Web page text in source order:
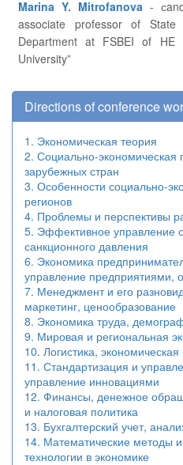
Marina Y. Mitrofanova
associate professor of State
Department at FSBEI of HE
University”
Directions of conference
1. Экономическая теория
2. Социально-экономическая
зарубежных стран
3. Особенности социально-
регионов
4. Проблемы и перспективы
5. Эффективное управление
санкционного давления
6. Экономика
управление предприятиями,
7. Менеджмент и его
маркетинг, ценообразование
8. Экономика труда,
9. Мировая и региональная
10. Логистика, экономическая
11. Стандартизация и
управление инновациями
12. Финансы, денежное
и налоговая политика
13. Бухгалтерский учет,
14. Математические методы
технологии в экономике